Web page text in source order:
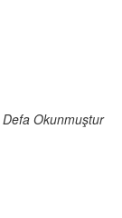
Defa Okunmuştur